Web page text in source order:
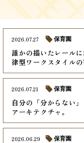
誰かの描いたレール
律型ワークスタイルの
2026.07.27 保育園
自分の「分からない
アーキテクチャ。
2026.07.21 保育園
2026.06.29 保育園